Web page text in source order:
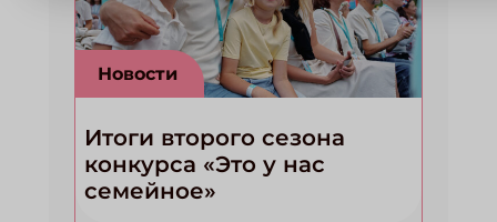
Новости
Итоги второго сезона
конкурса «Это у нас
семейное»
ЗАКРЫТЬ